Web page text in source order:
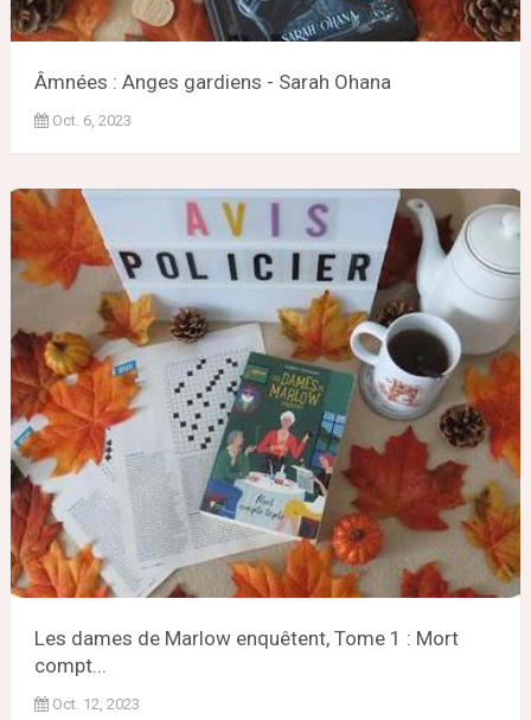
Âmnées : Anges gardiens - Sarah Ohana
Oct. 6, 2023
Les dames de Marlow enquêtent, Tome 1 : Mort
compt...
Oct. 12, 2023